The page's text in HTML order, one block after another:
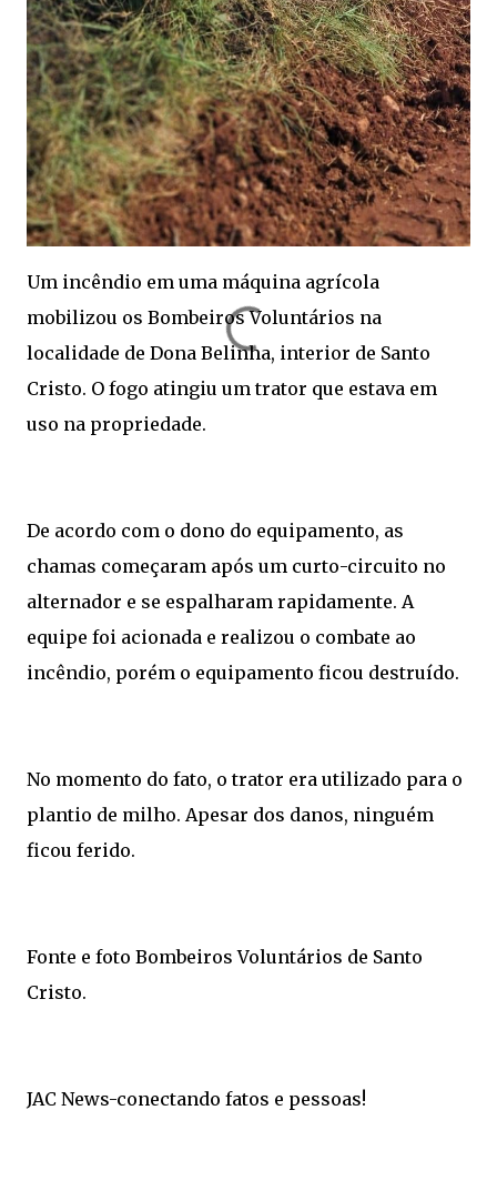
Um incêndio em uma máquina agrícola
mobilizou os Bombeiros Voluntários na
localidade de Dona Belinha, interior de Santo
Cristo. O fogo atingiu um trator que estava em
uso na propriedade.
De acordo com o dono do equipamento, as
chamas começaram após um curto-circuito no
alternador e se espalharam rapidamente. A
equipe foi acionada e realizou o combate ao
incêndio, porém o equipamento ficou destruído.
No momento do fato, o trator era utilizado para o
plantio de milho. Apesar dos danos, ninguém
ficou ferido.
Fonte e foto Bombeiros Voluntários de Santo
Cristo.
JAC News-conectando fatos e pessoas!